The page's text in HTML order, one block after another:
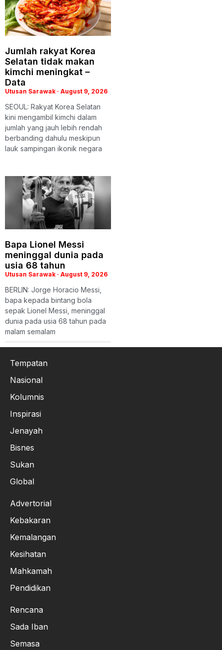
Jumlah rakyat Korea
Selatan tidak makan
kimchi meningkat –
Data
Utusan Sarawak August 9, 2026
SEOUL: Rakyat Korea Selatan
kini mengambil kimchi dalam
jumlah yang jauh lebih rendah
berbanding dahulu meskipun
lauk sampingan ikonik negara
Bapa Lionel Messi
meninggal dunia pada
usia 68 tahun
Utusan Sarawak August 9, 2026
BERLIN: Jorge Horacio Messi,
bapa kepada bintang bola
sepak Lionel Messi, meninggal
dunia pada usia 68 tahun pada
malam semalam
Tempatan
Nasional
Kolumnis
Inspirasi
Jenayah
Bisnes
Sukan
Global
Advertorial
Kebakaran
Kemalangan
Kesihatan
Mahkamah
Pendidikan
Rencana
Sada Iban
Semasa